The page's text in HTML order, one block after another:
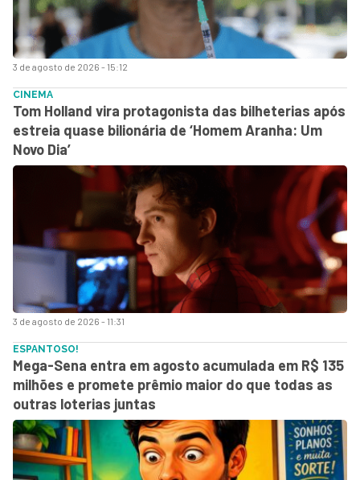
3 de agosto de 2026 - 15:12
3 de agosto de 2026 - 11:31
CINEMA
Tom Holland vira protagonista das bilheterias após
estreia quase bilionária de ‘Homem Aranha: Um
Novo Dia’
ESPANTOSO!
Mega-Sena entra em agosto acumulada em R$ 135
milhões e promete prêmio maior do que todas as
outras loterias juntas